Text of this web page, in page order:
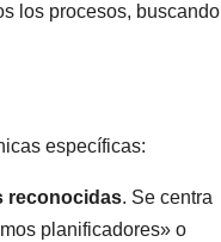
los procesos, buscando
específicas:
reconocidas. Se centra
planificadores» o